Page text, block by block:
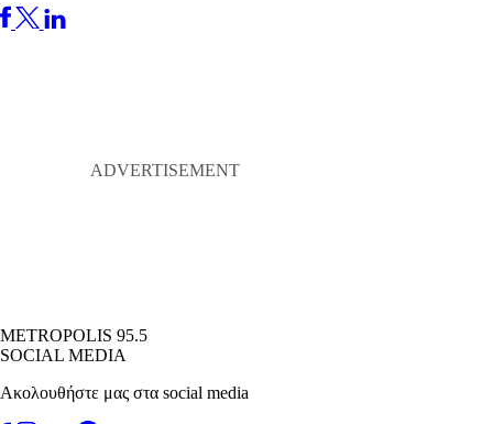
METROPOLIS 95.5
SOCIAL MEDIA
Ακολουθήστε μας στα social media